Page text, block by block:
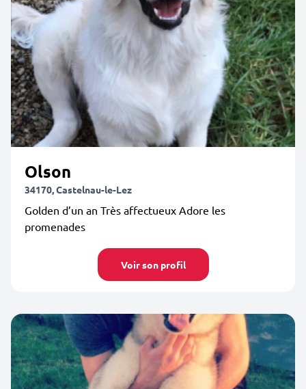
Olson
34170, Castelnau-le-Lez
Golden d’un an Très affectueux Adore les
promenades
Voir son profil